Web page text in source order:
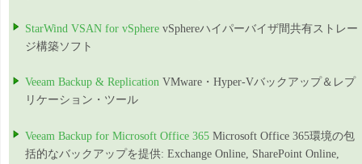
StarWind VSAN for vSphere vSphereハイパーバイザ間共有ストレー
ジ構築ソフト
Veeam Backup & Replication VMware・Hyper-Vバックアップ＆レプ
リケーション・ツール
Veeam Backup for Microsoft Office 365 Microsoft Office 365環境の包
括的なバックアップを提供: Exchange Online, SharePoint Online,